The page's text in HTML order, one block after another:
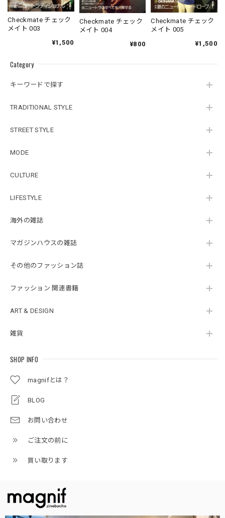
Category
キーワードで探す
TRADITIONAL STYLE
STREET STYLE
MODE
CULTURE
LIFESTYLE
海外の雑誌
マガジンハウスの雑誌
その他のファッション誌
ファッション 関連書籍
ART & DESIGN
雑貨
SHOP INFO
magnifとは？
BLOG
お問い合わせ
ご注文の前に
買い取ります
Checkmate チェック
メイト 003
¥1,500
Checkmate チェック
メイト 004
¥800
Checkmate チェック
メイト 005
¥1,500